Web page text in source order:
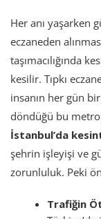
Her anı yaşarken
eczaneden
taşımacılığında
kesilir. Tıpkı
insanın her gün
döndüğü bu
İstanbul’da
şehrin işleyişi ve
zorunluluk. Peki
Trafiğin